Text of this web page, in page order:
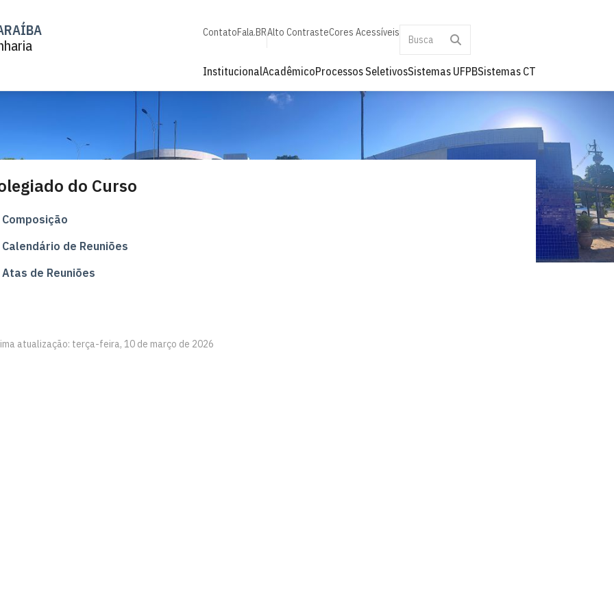
ContatoFala.BRAlto ContrasteCores Acessíveis
InstitucionalAcadêmicoProcessos SeletivosSistemas UFPBSistemas CT
do Curso
Composição
Calendário de Reuniões
Atas de Reuniões
atualização: terça-feira, 10 de março de 2026